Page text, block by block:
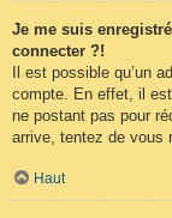
Je me suis
connecter ?!
Il est possible qu’un
compte. En effet, il
ne postant pas pour
arrive, tentez de vous
Haut